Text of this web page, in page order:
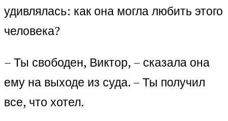
удивлялась: как она могла любить этого
человека?
– Ты свободен, Виктор, – сказала она
ему на выходе из суда. – Ты получил
все, что хотел.